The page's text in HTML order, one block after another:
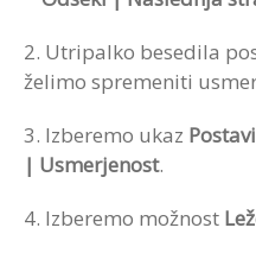
2. Utripalko besedila
želimo spremeniti
3. Izberemo ukaz
| Usmerjenost.
4. Izberemo možnost